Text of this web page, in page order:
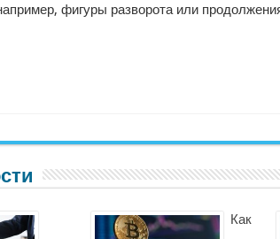
фигуры разворота или
Как